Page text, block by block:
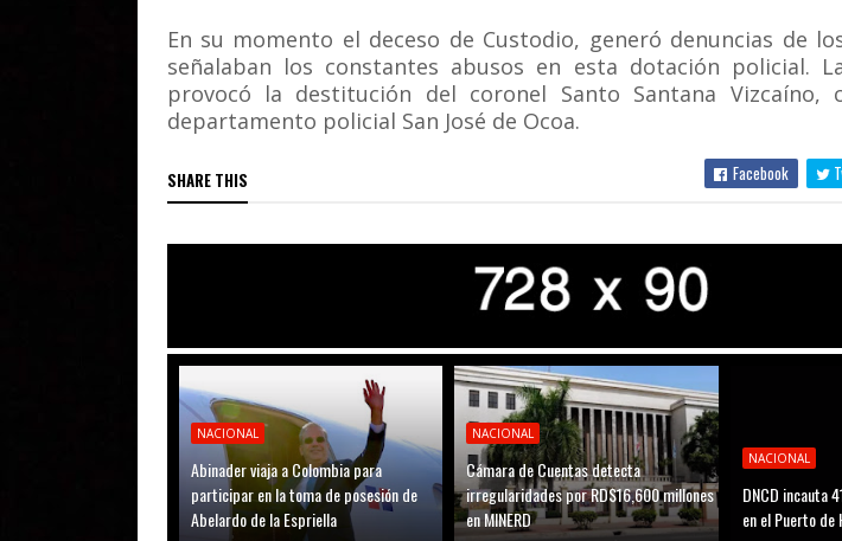
En su momento el deceso de Custodio, generó denuncias de
señalaban los constantes abusos en esta dotación policial.
provocó la destitución del coronel Santo Santana Vizcaíno,
departamento policial San José de Ocoa.
SHARE THIS Facebook
NACIONAL
Abinader viaja a Colombia para
participar en la toma de posesión de
Abelardo de la Espriella
NACIONAL
Cámara de Cuentas detecta
irregularidades por RD$16,600 millones
en MINERD
NACIONAL
DNCD incauta
en el Puerto de